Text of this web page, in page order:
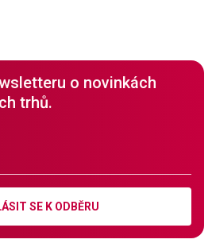
o novinkách
trhů.
SE K ODBĚRU